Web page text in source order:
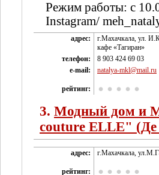
Режим работы: с
Instagram/
адрес:
г.Махачкала, ул.
кафе «Тагиран»
телефон:
8 903 424 69 03
e-mail:
natalya-mkl@mail.ru
рейтинг:
3. Модный дом и
couture ELLE"
адрес: г.Махачкала,
рейтинг: